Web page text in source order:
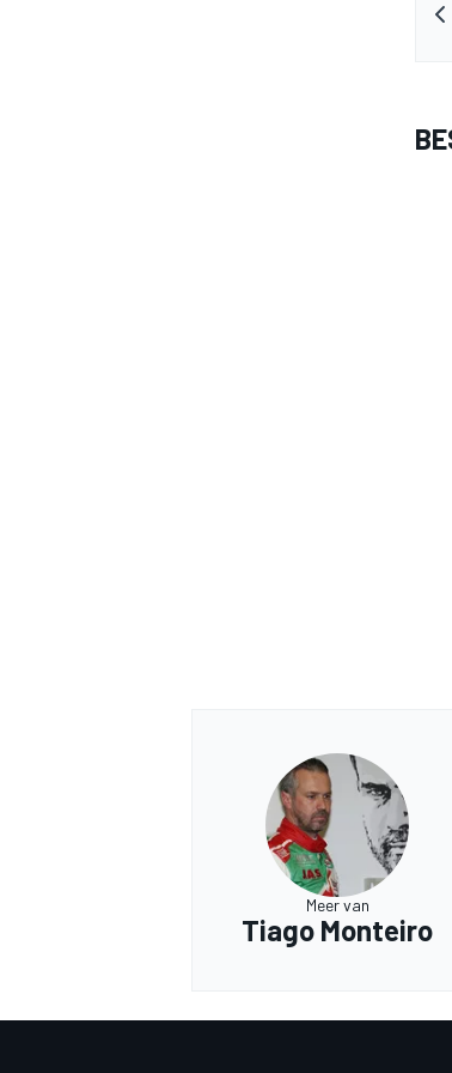
Meer van
Tiago Monteiro